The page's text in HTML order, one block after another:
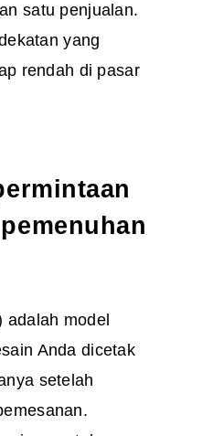
satu penjualan.
yang
rendah di pasar
adalah model
Anda dicetak
setelah